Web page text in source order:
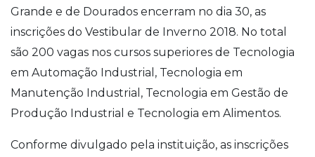
Grande e de Dourados encerram no dia 30, as
inscrições do Vestibular de Inverno 2018. No total
são 200 vagas nos cursos superiores de Tecnologia
em Automação Industrial, Tecnologia em
Manutenção Industrial, Tecnologia em Gestão de
Produção Industrial e Tecnologia em Alimentos.
Conforme divulgado pela instituição, as inscrições